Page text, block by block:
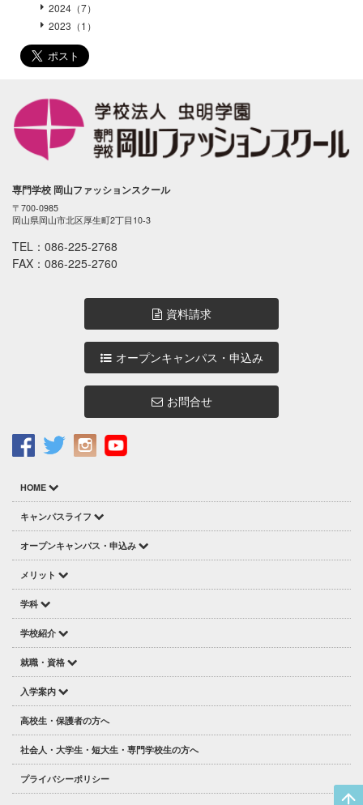
2024（7）
2023（1）
専門学校 岡山ファッションスクール
〒700-0985
岡山県岡山市北区厚生町2丁目10-3
TEL： 086-225-2768
FAX：086-225-2760
資料請求
オープンキャンパス・申込み
お問合せ
HOME
キャンパスライフ
オープンキャンパス・申込み
メリット
学科
学校紹介
就職・資格
入学案内
高校生・保護者の方へ
社会人・大学生・短大生・専門学校生の方へ
プライバシーポリシー